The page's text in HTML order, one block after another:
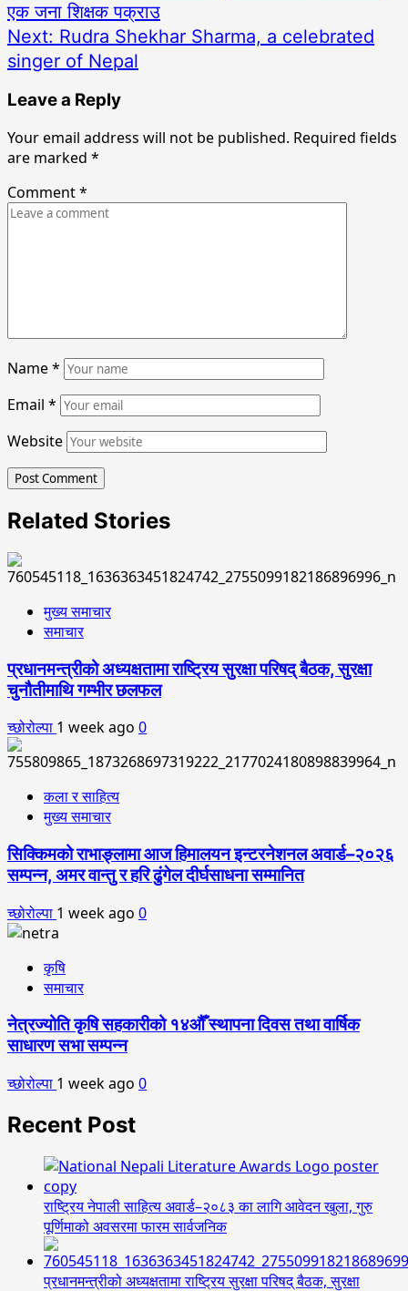
एक जना शिक्षक पक्राउ
Next: Rudra Shekhar Sharma, a celebrated
singer of Nepal
Leave a Reply
Your email address will not be published. Required fields
are marked *
Comment*
Name*
Email *
Website
Related Stories
मुख्य समाचार
समाचार
प्रधानमन्त्रीको अध्यक्षतामा राष्ट्रिय सुरक्षा परिषद् बैठक, सुरक्षा
चुनौतीमाथि गम्भीर छलफल
च्छोरोल्पा 1 week ago 0
कला र साहित्य
मुख्य समाचार
सिक्किमको राभाङ्लामा आज हिमालयन इन्टरनेशनल अवार्ड–२०२६
सम्पन्न, अमर वान्तु र हरि ढुंगेल दीर्घसाधना सम्मानित
च्छोरोल्पा 1 week ago 0
कृषि
समाचार
नेत्रज्योति कृषि सहकारीको १४औँ स्थापना दिवस तथा वार्षिक
साधारण सभा सम्पन्न
च्छोरोल्पा 1 week ago 0
Recent Post
राष्ट्रिय नेपाली साहित्य अवार्ड–२०८३ का लागि आवेदन खुला, गुरु
पूर्णिमाको अवसरमा फारम सार्वजनिक
प्रधानमन्त्रीको अध्यक्षतामा राष्ट्रिय सुरक्षा परिषद् बैठक, सुरक्षा